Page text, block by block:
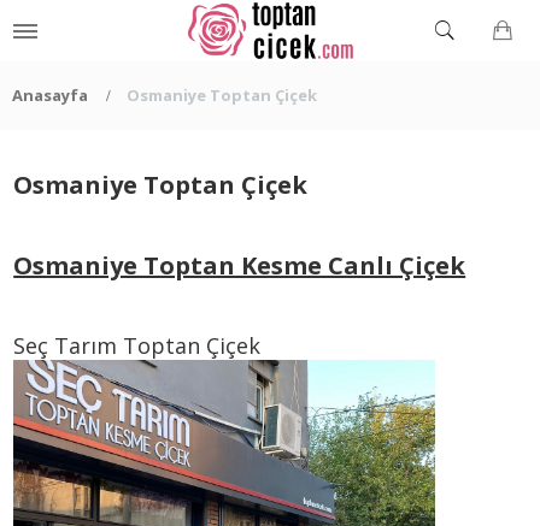
Anasayfa Osmaniye Toptan Çiçek
Osmaniye Toptan Çiçek
Osmaniye Toptan Kesme Canlı Çiçek
Seç Tarım Toptan Çiçek